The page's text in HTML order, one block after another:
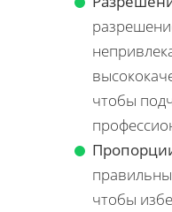
чтобы
чтобы